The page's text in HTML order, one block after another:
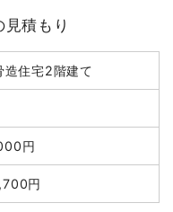
円
34,000
円
1,224,000
積もり
造住宅2階建て
円
円